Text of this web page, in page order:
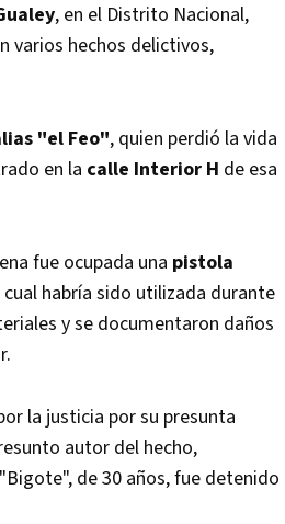
, en el Distrito Nacional,
varios hechos delictivos,
"el Feo", quien perdió la vida
en la calle Interior H de esa
fue ocupada una pistola
habría sido utilizada durante
y se documentaron daños
la justicia por su presunta
autor del hecho,
de 30 años, fue detenido